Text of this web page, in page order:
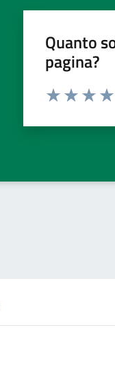
Quanto
pagina?